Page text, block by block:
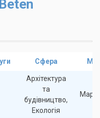
Beten
Сфера
Архітектура
та
будівництво,
Екологія